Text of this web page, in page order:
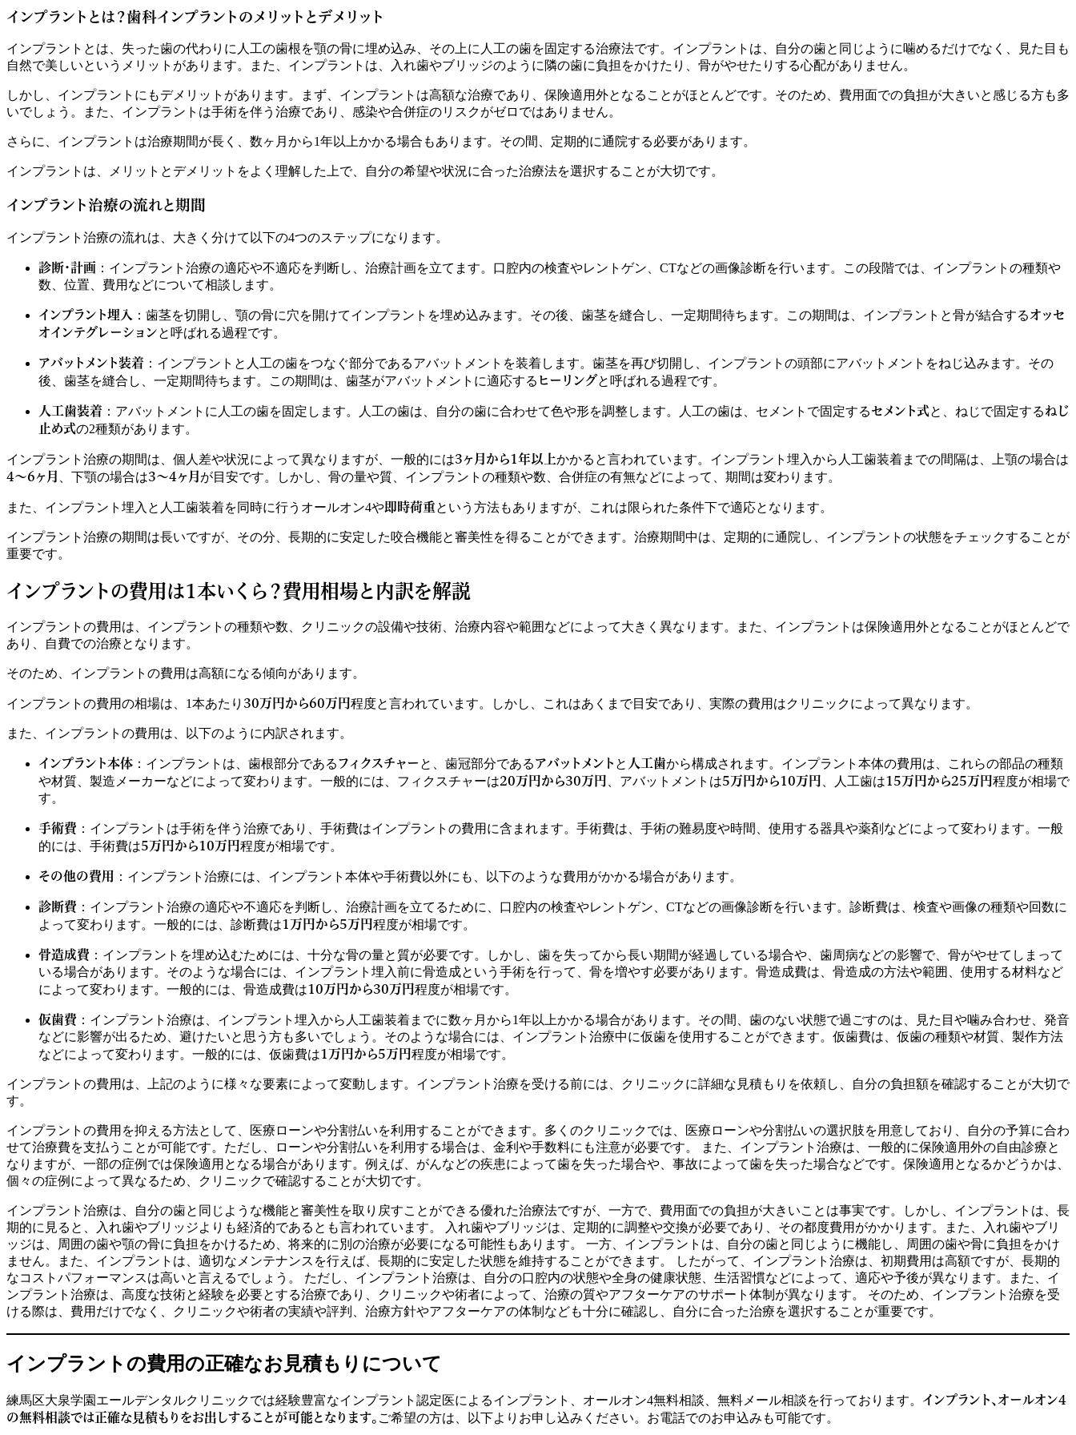
インプラントとは？歯科インプラントのメリットとデメリット
インプラントとは、失った歯の代わりに人工の歯根を顎の骨に埋め込み、その上に人工の歯を固定する治療法です。インプラントは、自分の歯と同じように噛めるだけでなく、見た目も
自然で美しいというメリットがあります。また、インプラントは、入れ歯やブリッジのように隣の歯に負担をかけたり、骨がやせたりする心配がありません。
しかし、インプラントにもデメリットがあります。まず、インプラントは高額な治療であり、保険適用外となることがほとんどです。そのため、費用面での負担が大きいと感じる方も多
いでしょう。また、インプラントは手術を伴う治療であり、感染や合併症のリスクがゼロではありません。
さらに、インプラントは治療期間が長く、数ヶ月から1年以上かかる場合もあります。その間、定期的に通院する必要があります。
インプラントは、メリットとデメリットをよく理解した上で、自分の希望や状況に合った治療法を選択することが大切です。
インプラント治療の流れと期間
インプラント治療の流れは、大きく分けて以下の4つのステップになります。
診断・計画 ：インプラント治療の適応や不適応を判断し、治療計画を立てます。口腔内の検査やレントゲン、CTなどの画像診断を行います。この段階では、インプラントの種類や
数、位置、費用などについて相談します。
インプラント埋入 ：歯茎を切開し、顎の骨に穴を開けてインプラントを埋め込みます。その後、歯茎を縫合し、一定期間待ちます。この期間は、インプラントと骨が結合するオッセ
オインテグレーションと呼ばれる過程です。
アバットメント装着 ：インプラントと人工の歯をつなぐ部分であるアバットメントを装着します。歯茎を再び切開し、インプラントの頭部にアバットメントをねじ込みます。その
後、歯茎を縫合し、一定期間待ちます。この期間は、歯茎がアバットメントに適応する ヒーリングと呼ばれる過程です。
人工歯装着 ：アバットメントに人工の歯を固定します。人工の歯は、自分の歯に合わせて色や形を調整します。人工の歯は、セメントで固定するセメント式と、ねじで固定するねじ
止め式の2種類があります。
インプラント治療の期間は、個人差や状況によって異なりますが、一般的には3ヶ月から1年以上かかると言われています。インプラント埋入から人工歯装着までの間隔は、上顎の場合は
4～6ヶ月 、下顎の場合は3～4ヶ月が目安です。しかし、骨の量や質、インプラントの種類や数、合併症の有無などによって、期間は変わります。
また、インプラント埋入と人工歯装着を同時に行うオールオン4や即時荷重という方法もありますが、これは限られた条件下で適応となります。
インプラント治療の期間は長いですが、その分、長期的に安定した咬合機能と審美性を得ることができます。治療期間中は、定期的に通院し、インプラントの状態をチェックすることが
重要です。
インプラントの費用は1本いくら？費用相場と内訳を解説
インプラントの費用は、インプラントの種類や数、クリニックの設備や技術、治療内容や範囲などによって大きく異なります。また、インプラントは保険適用外となることがほとんどで
あり、自費での治療となります。
そのため、インプラントの費用は高額になる傾向があります。
インプラントの費用の相場は、1本あたり 30万円から60万円程度と言われています。しかし、これはあくまで目安であり、実際の費用はクリニックによって異なります。
また、インプラントの費用は、以下のように内訳されます。
インプラント本体 ：インプラントは、歯根部分であるフィクスチャーと、歯冠部分であるアバットメント と 人工歯から構成されます。インプラント本体の費用は、これらの部品の種類
や材質、製造メーカーなどによって変わります。一般的には、フィクスチャーは20万円から30万円 、アバットメントは5万円から10万円 、人工歯は15万円から25万円程度が相場で
す。
手術費 ：インプラントは手術を伴う治療であり、手術費はインプラントの費用に含まれます。手術費は、手術の難易度や時間、使用する器具や薬剤などによって変わります。一般
的には、手術費は5万円から10万円程度が相場です。
その他の費用 ：インプラント治療には、インプラント本体や手術費以外にも、以下のような費用がかかる場合があります。
診断費 ：インプラント治療の適応や不適応を判断し、治療計画を立てるために、口腔内の検査やレントゲン、CTなどの画像診断を行います。診断費は、検査や画像の種類や回数に
よって変わります。一般的には、診断費は1万円から5万円程度が相場です。
骨造成費 ：インプラントを埋め込むためには、十分な骨の量と質が必要です。しかし、歯を失ってから長い期間が経過している場合や、歯周病などの影響で、骨がやせてしまって
いる場合があります。そのような場合には、インプラント埋入前に骨造成という手術を行って、骨を増やす必要があります。骨造成費は、骨造成の方法や範囲、使用する材料など
によって変わります。一般的には、骨造成費は10万円から30万円程度が相場です。
仮歯費 ：インプラント治療は、インプラント埋入から人工歯装着までに数ヶ月から1年以上かかる場合があります。その間、歯のない状態で過ごすのは、見た目や噛み合わせ、発音
などに影響が出るため、避けたいと思う方も多いでしょう。そのような場合には、インプラント治療中に仮歯を使用することができます。仮歯費は、仮歯の種類や材質、製作方法
などによって変わります。一般的には、仮歯費は1万円から5万円程度が相場です。
インプラントの費用は、上記のように様々な要素によって変動します。インプラント治療を受ける前には、クリニックに詳細な見積もりを依頼し、自分の負担額を確認することが大切で
す。
インプラントの費用を抑える方法として、医療ローンや分割払いを利用することができます。多くのクリニックでは、医療ローンや分割払いの選択肢を用意しており、自分の予算に合わ
せて治療費を支払うことが可能です。ただし、ローンや分割払いを利用する場合は、金利や手数料にも注意が必要です。 また、インプラント治療は、一般的に保険適用外の自由診療と
なりますが、一部の症例では保険適用となる場合があります。例えば、がんなどの疾患によって歯を失った場合や、事故によって歯を失った場合などです。保険適用となるかどうかは、
個々の症例によって異なるため、クリニックで確認することが大切です。
インプラント治療は、自分の歯と同じような機能と審美性を取り戻すことができる優れた治療法ですが、一方で、費用面での負担が大きいことは事実です。しかし、インプラントは、長
期的に見ると、入れ歯やブリッジよりも経済的であるとも言われています。 入れ歯やブリッジは、定期的に調整や交換が必要であり、その都度費用がかかります。また、入れ歯やブリ
ッジは、周囲の歯や顎の骨に負担をかけるため、将来的に別の治療が必要になる可能性もあります。 一方、インプラントは、自分の歯と同じように機能し、周囲の歯や骨に負担をかけ
ません。また、インプラントは、適切なメンテナンスを行えば、長期的に安定した状態を維持することができます。 したがって、インプラント治療は、初期費用は高額ですが、長期的
なコストパフォーマンスは高いと言えるでしょう。 ただし、インプラント治療は、自分の口腔内の状態や全身の健康状態、生活習慣などによって、適応や予後が異なります。また、イ
ンプラント治療は、高度な技術と経験を必要とする治療であり、クリニックや術者によって、治療の質やアフターケアのサポート体制が異なります。 そのため、インプラント治療を受
ける際は、費用だけでなく、クリニックや術者の実績や評判、治療方針やアフターケアの体制なども十分に確認し、自分に合った治療を選択することが重要です。
インプラントの費用の正確なお見積もりについて
練馬区大泉学園エールデンタルクリニックでは経験豊富なインプラント認定医によるインプラント、オールオン4無料相談、無料メール相談を行っております。 インプラント、オールオン4
の無料相談では正確な見積もりをお出しすることが可能となります。 ご希望の方は、以下よりお申し込みください。お電話でのお申込みも可能です。